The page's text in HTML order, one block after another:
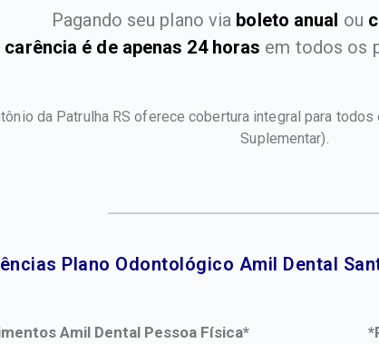
Pagando seu plano via boleto anual ou
carência é de apenas 24 horas em todos os
da Patrulha RS oferece cobertura integral para
Suplementar).
Plano Odontológico Amil Dental
Amil Dental Pessoa Física*